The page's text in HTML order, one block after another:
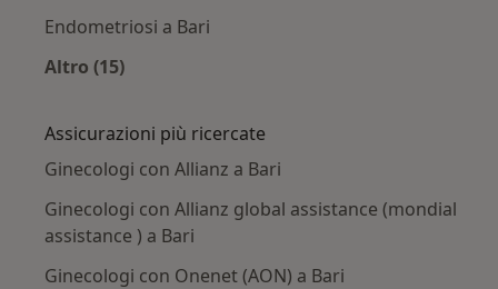
Endometriosi a Bari
Altro (15)
Assicurazioni più ricercate
Ginecologi con Allianz a Bari
Ginecologi con Allianz global assistance (mondial
assistance ) a Bari
Ginecologi con Onenet (AON) a Bari